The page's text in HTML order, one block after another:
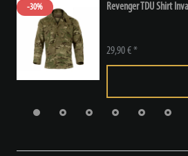
-30% Revenger TDU Shirt
29,90 € *